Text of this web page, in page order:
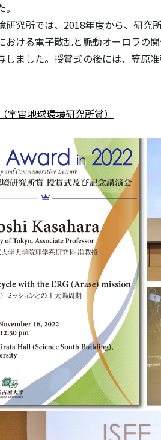
研究所では、2018年度から、研究
おける電子散乱と脈動オーロラ
しました。授賞式の後には、笠原
宇宙地球環境研究所賞）